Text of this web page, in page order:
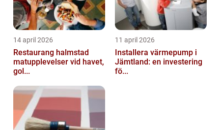
14 april 2026
Restaurang halmstad
matupplevelser vid havet,
gol...
11 april 2026
Installera värmepump i
Jämtland: en investering
fö...